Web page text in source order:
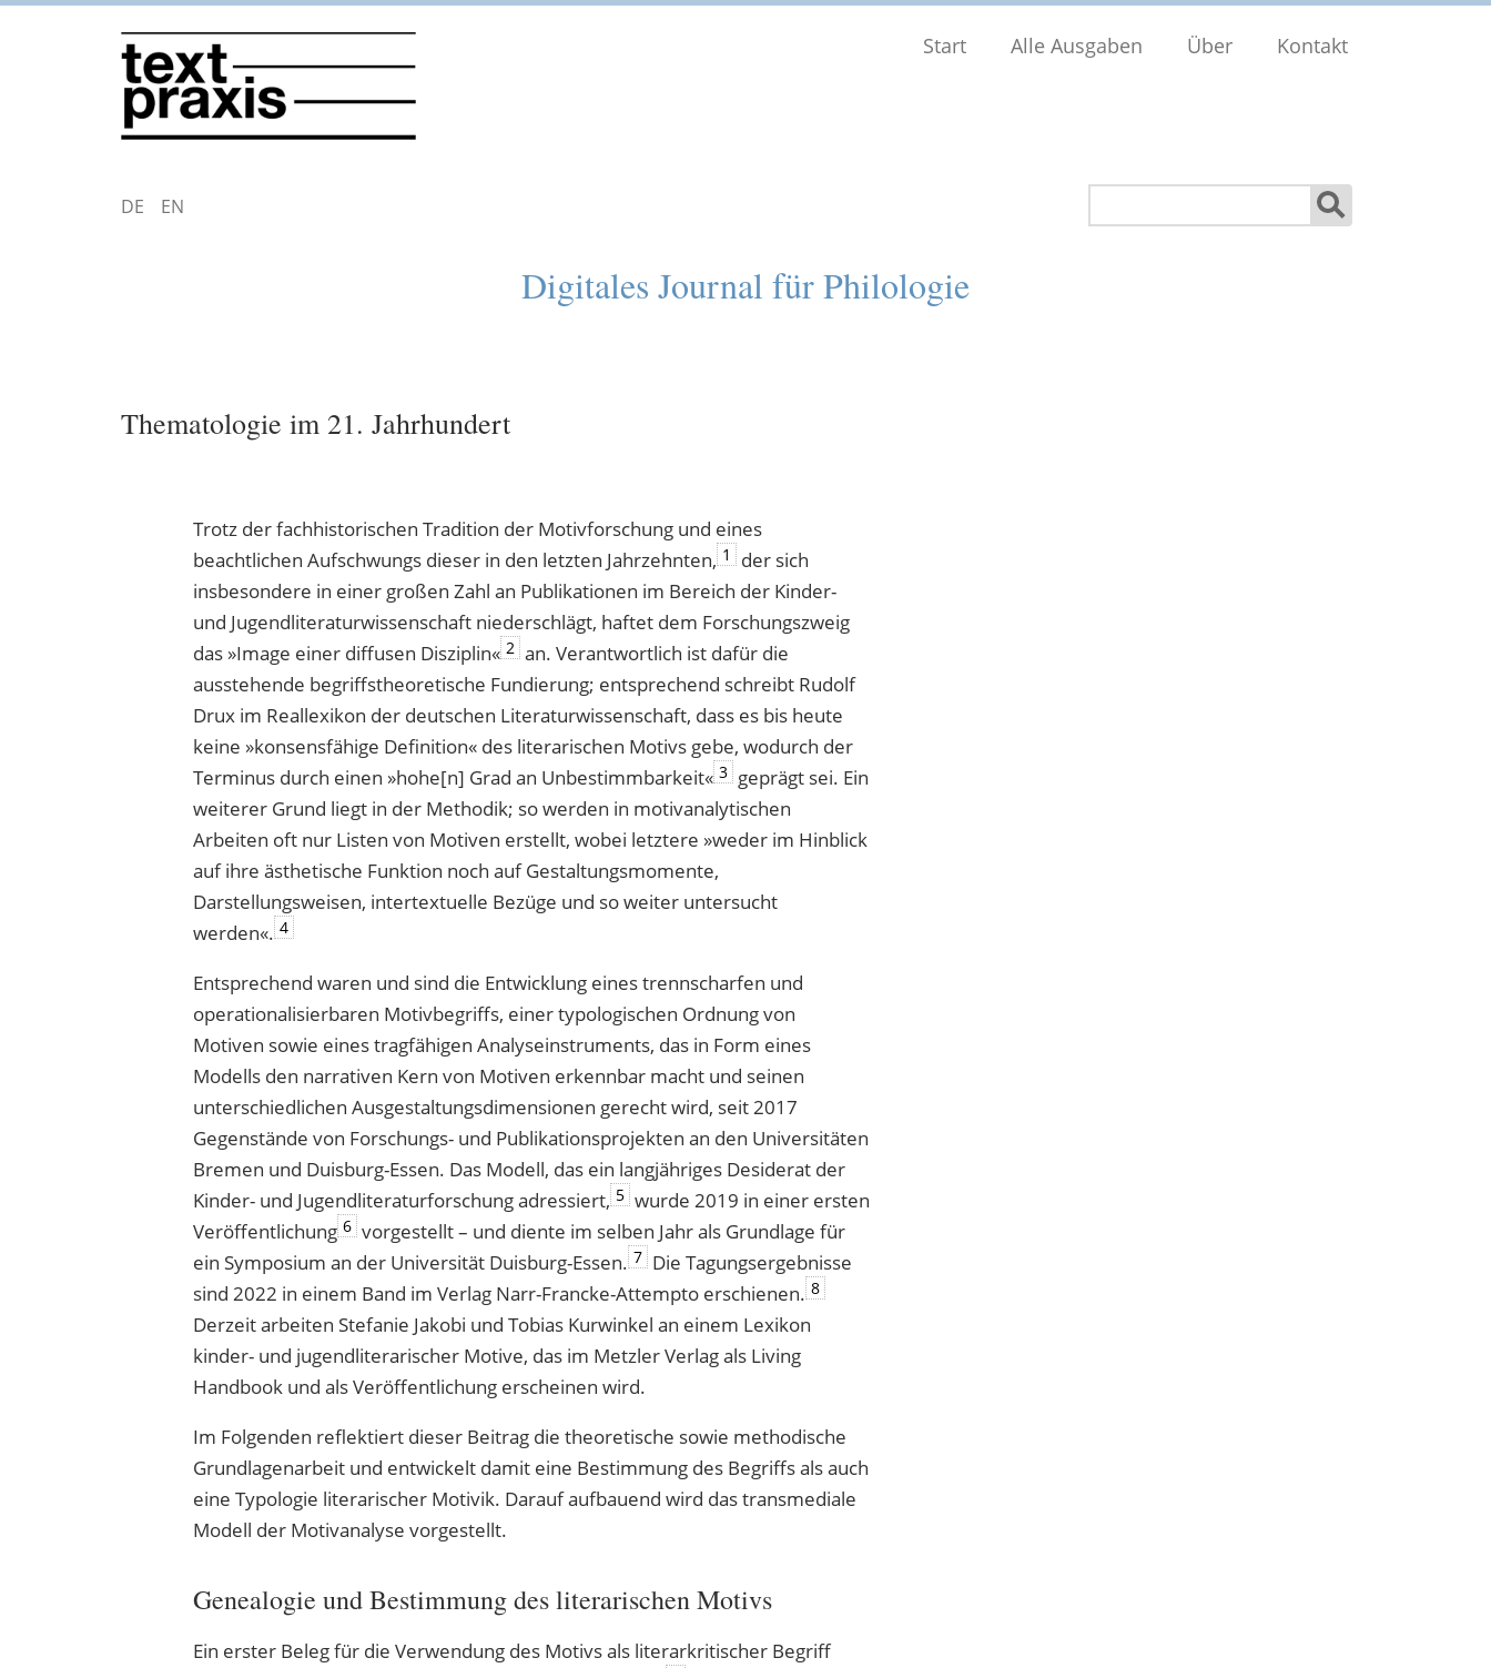
Start Alle Ausgaben Über Kontakt
DEUTSCHENGLISH
Digitales Journal für Philologie
Thematologie im 21. Jahrhundert
Trotz der fachhistorischen Tradition der Motivforschung und eines
beachtlichen Aufschwungs dieser in den letzten Jahrzehnten, 1
der sich
insbesondere in einer großen Zahl an Publikationen im Bereich der Kinder-
und Jugendliteraturwissenschaft niederschlägt, haftet dem Forschungszweig
das »Image einer diffusen Disziplin« 2 an. Verantwortlich ist dafür die
ausstehende begriffstheoretische Fundierung; entsprechend schreibt Rudolf
Drux im Reallexikon der deutschen Literaturwissenschaft, dass es bis heute
keine »konsensfähige Definition« des literarischen Motivs gebe, wodurch der
Terminus durch einen »hohe[n] Grad an Unbestimmbarkeit« 3 geprägt sei. Ein
weiterer Grund liegt in der Methodik; so werden in motivanalytischen
Arbeiten oft nur Listen von Motiven erstellt, wobei letztere »weder im Hinblick
auf ihre ästhetische Funktion noch auf Gestaltungsmomente,
Darstellungsweisen, intertextuelle Bezüge und so weiter untersucht
werden«. 4
Entsprechend waren und sind die Entwicklung eines trennscharfen und
operationalisierbaren Motivbegriffs, einer typologischen Ordnung von
Motiven sowie eines tragfähigen Analyseinstruments, das in Form eines
Modells den narrativen Kern von Motiven erkennbar macht und seinen
unterschiedlichen Ausgestaltungsdimensionen gerecht wird, seit 2017
Gegenstände von Forschungs- und Publikationsprojekten an den Universitäten
Bremen und Duisburg-Essen. Das Modell, das ein langjähriges Desiderat der
Kinder- und Jugendliteraturforschung adressiert, 5 wurde 2019 in einer ersten
Veröffentlichung 6 vorgestellt – und diente im selben Jahr als Grundlage für
ein Symposium an der Universität Duisburg-Essen. 7 Die Tagungsergebnisse
sind 2022 in einem Band im Verlag Narr-Francke-Attempto erschienen. 8
Derzeit arbeiten Stefanie Jakobi und Tobias Kurwinkel an einem Lexikon
kinder- und jugendliterarischer Motive, das im Metzler Verlag als Living
Handbook und als Veröffentlichung erscheinen wird.
Im Folgenden reflektiert dieser Beitrag die theoretische sowie methodische
Grundlagenarbeit und entwickelt damit eine Bestimmung des Begriffs als auch
eine Typologie literarischer Motivik. Darauf aufbauend wird das transmediale
Modell der Motivanalyse vorgestellt.
Genealogie und Bestimmung des literarischen Motivs
Ein erster Beleg für die Verwendung des Motivs als literarkritischer Begriff